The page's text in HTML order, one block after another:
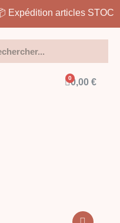
: 3-5 jours
0,00 €